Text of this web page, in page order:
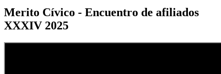
Merito Cívico - Encuentro de afiliados
XXXIV 2025